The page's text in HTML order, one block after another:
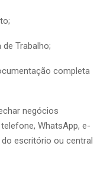
Trabalho;
completa
negócios
WhatsApp, e-
escritório ou central